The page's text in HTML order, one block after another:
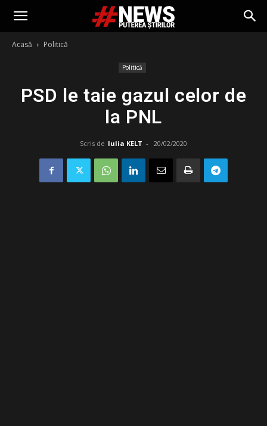
Acasă Politică
Politică
PSD le taie gazul celor de
la PNL
Scris de Iulia KELT - 20/02/2020